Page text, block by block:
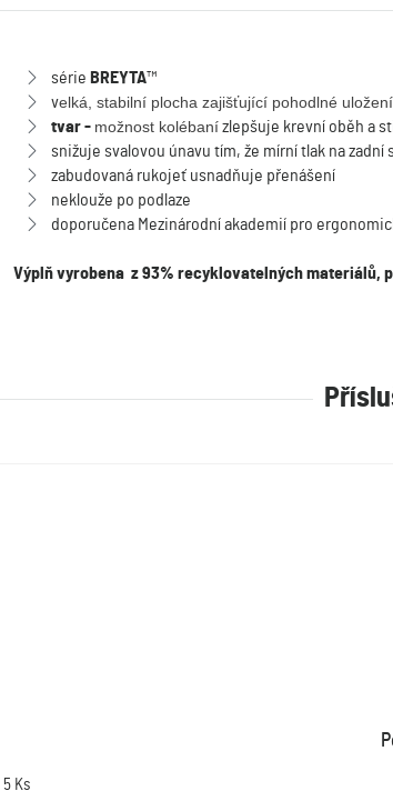
série BREYTA™
velká, stabilní plocha zajišťující pohodlné
tvar - možnost kolébanízlepšuje krevní oběh a
snižuje svalovou únavu tím, že mírní tlak na zadní
zabudovaná rukojeť usnadňuje přenášení
neklouže po podlaze
doporučena Mezinárodní akademií pro
Výplň vyrobena z 93% recyklovatelných materiálů,
5 Ks